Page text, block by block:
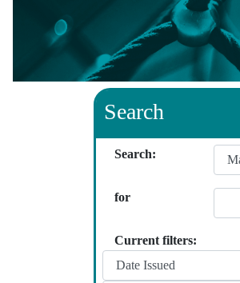
Search
Search:
for
Current filters: